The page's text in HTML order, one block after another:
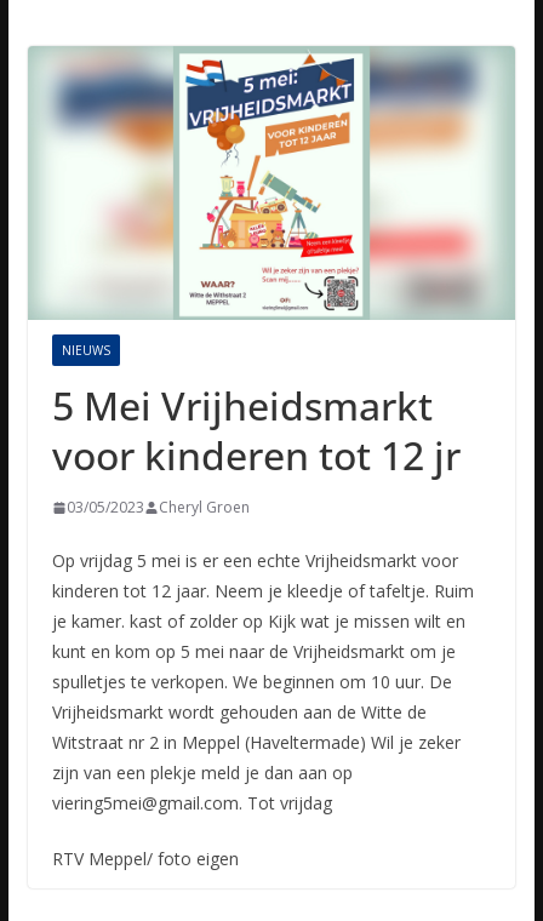
NIEUWS
5 Mei Vrijheidsmarkt
voor kinderen tot 12 jr
03/05/2023 Cheryl Groen
Op vrijdag 5 mei is er een echte Vrijheidsmarkt voor
kinderen tot 12 jaar. Neem je kleedje of tafeltje. Ruim
je kamer. kast of zolder op Kijk wat je missen wilt en
kunt en kom op 5 mei naar de Vrijheidsmarktom je
spulletjes te verkopen. We beginnen om 10 uur. De
Vrijheidsmarkt wordt gehouden aan de Witte de
Witstraat nr 2 in Meppel (Haveltermade) Wil je zeker
zijn van een plekje meld je dan aan op
viering5mei@gmail.com. Tot vrijdag
RTV Meppel/ foto eigen